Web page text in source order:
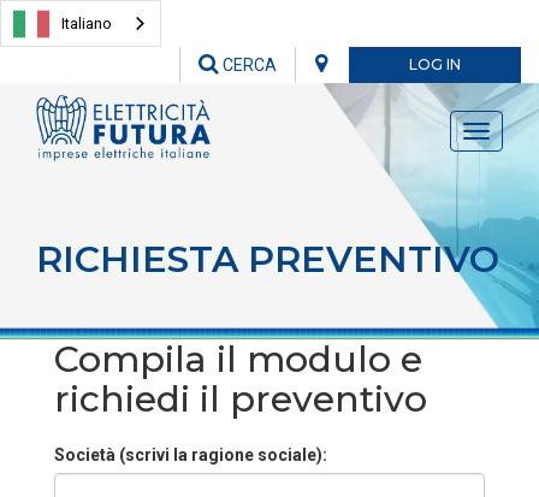
Italiano
LOG IN
CERCA
Toggle
RICHIESTA PREVENTIVO
Compila il modulo e
richiedi il preventivo
Società (scrivi la ragione sociale):